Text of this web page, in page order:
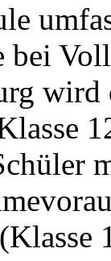
bei
wird